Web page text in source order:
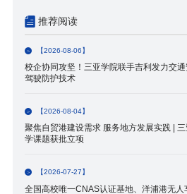
推荐阅读
【2026-08-06】
校企协同攻坚！三亚学院联手吉利发力交通
驾驶防护技术
【2026-08-04】
聚焦自贸港建设需求 服务地方发展实践 |
学课题获批立项
【2026-07-27】
全国高校唯一CNAS认证基地、洋浦港无